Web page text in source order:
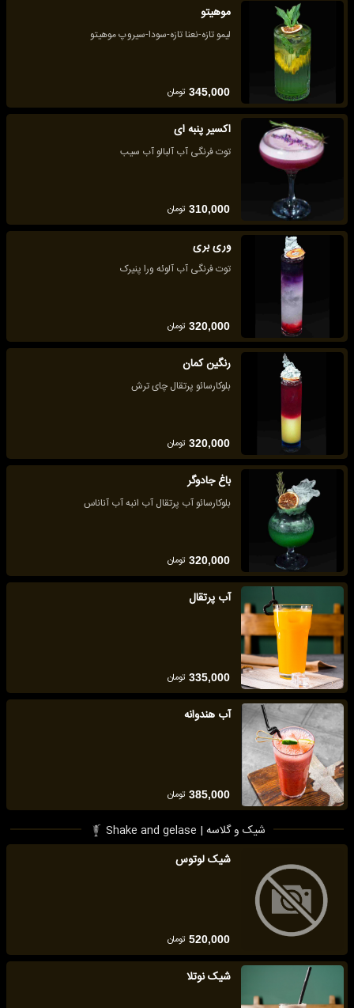
موهیتو
لیمو تازه-نعنا تازه-سودا-سیروپ موهیتو
345,000 تومان
اکسیر پنبه ای
توت فرنگی آب آلبالو آب سیب
310,000 تومان
وری بری
توت فرنگی آب آلوئه ورا پنیرک
320,000 تومان
رنگین کمان
بلوکارسائو پرتقال چای ترش
320,000 تومان
باغ جادوگر
بلوکارسائو آب پرتقال آب انبه آب آناناس
320,000 تومان
آب پرتقال
335,000 تومان
آب هندوانه
385,000 تومان
شیک و گلاسه | Shake and gelase
شیک لوتوس
520,000 تومان
شیک نوتلا